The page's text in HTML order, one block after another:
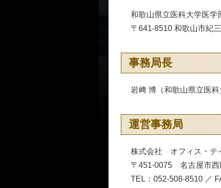
和歌山県立医科大学医学
〒641-8510 和歌山市紀
事務局長
岩﨑 博（和歌山県立医
運営事務局
株式会社 オフィス・テ
〒451-0075 名古屋市西
TEL：052-508-8510 ／